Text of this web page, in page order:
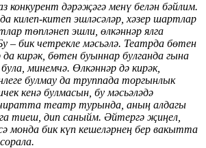
конкурент дәрәҗәгә менү белән бәйлим.
килеп-китеп эшләсәләр, хәзер шартлар
төпләнеп эшли, өлкәннәр ялга
– бик четрекле мәсьәлә. Театрда бөтен
кирәк, бөтен буыннар булганда гына
минемчә. Өлкәннәр дә кирәк,
булмау да труппада торгынлык
кенә булмасын, бу мәсьәләдә
чиратта театр турында, аның алдагы
тиеш, дип саныйм. Әйтергә җиңел,
монда бик күп кешеләрнең бер вакытта